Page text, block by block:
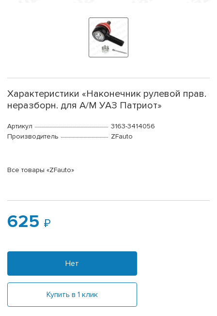
Характеристики «Наконечник рулевой прав.
неразборн. для А/М УАЗ Патриот»
Артикул
3163-3414056
Производитель
ZFauto
Все товары «ZFauto»
625
Нет
Купить в 1 клик